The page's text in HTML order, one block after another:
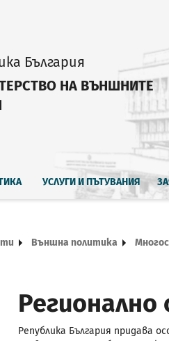
България
НА ВЪНШНИТЕ
УСЛУГИ И ПЪТУВАНИЯ
Външна политика
Република България придава